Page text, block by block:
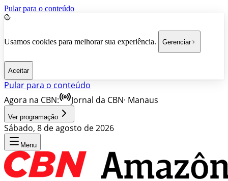
Pular para o conteúdo
Usamos cookies para melhorar sua experiência. Gerenciar
Aceitar
Pular para o conteúdo
Agora na CBN:
Jornal da CBN· Manaus
Ver programação
Sábado, 8 de agosto de 2026
Menu